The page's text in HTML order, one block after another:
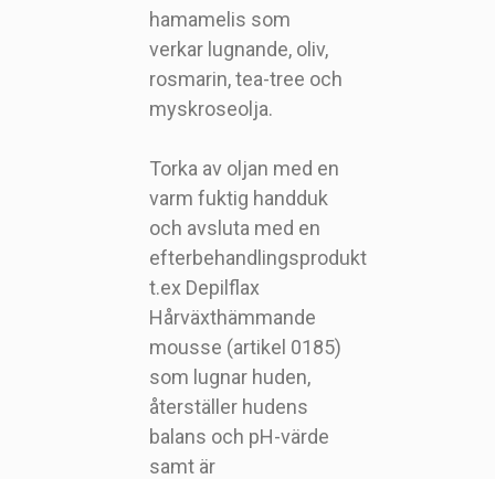
hamamelis som
verkar lugnande, oliv,
rosmarin, tea-tree och
myskroseolja.
Torka av oljan med en
varm fuktig handduk
och avsluta med en
efterbehandlingsprodukt
t.ex Depilflax
Hårväxthämmande
mousse (artikel 0185)
som lugnar huden,
återställer hudens
balans och pH-värde
samt är